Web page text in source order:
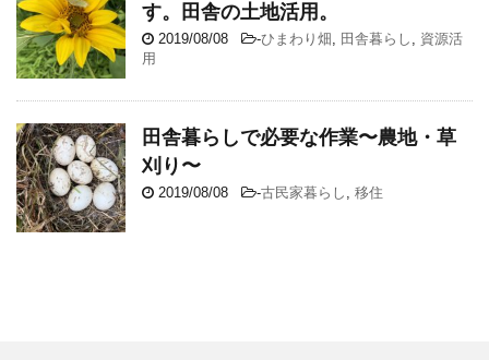
す。田舎の土地活用。
2019/08/08 -ひまわり畑, 田舎暮らし , 資源活
用
田舎暮らしで必要な作業〜農地・草
刈り〜
2019/08/08 -古民家暮らし , 移住